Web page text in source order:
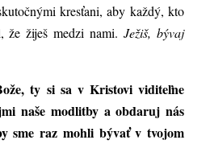
kresťani, aby každý, kto
že žiješ medzi nami.Ježiš, bývaj
ty si sa v Kristovi viditeľne
naše modlitby a obdaruj nás
sme raz mohli bývať v tvojom